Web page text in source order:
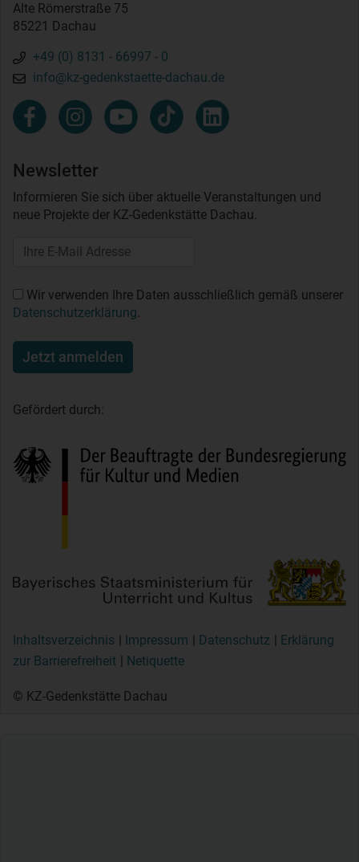
Alte Römerstraße 75
85221 Dachau
+49 (0) 8131 - 66997 - 0
info@kz-gedenkstaette-dachau.de
Newsletter
Informieren Sie sich über aktuelle Veranstaltungen und
neue Projekte der KZ-Gedenkstätte Dachau.
Wir verwenden Ihre Daten ausschließlich gemäß unserer
Datenschutzerklärung
Jetzt anmelden
Gefördert durch:
Inhaltsverzeichnis Impressum Datenschutz
Erklärung
zur Barrierefreiheit
Netiquette
© KZ-Gedenkstätte Dachau